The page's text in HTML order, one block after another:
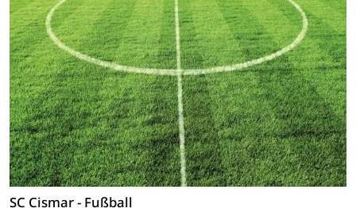
SC Cismar - Fußball